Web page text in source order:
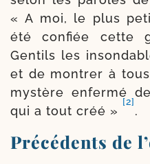
« A moi, le plus
été confiée cette
Gentils les
et de mon­trer à
mys­tère enfer­mé
qui a tout créé »
[2]
.
Précédents de